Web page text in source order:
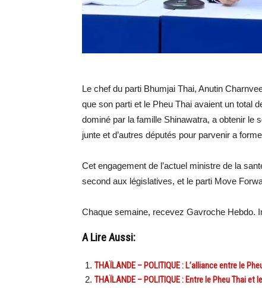
Le chef du parti Bhumjai Thai, Anutin
que son parti et le Pheu Thai avaient un total
dominé par la famille Shinawatra, a obtenir le
junte et d’autres députés pour parvenir a
Cet engagement de l’actuel ministre de la
second aux législatives, et le parti Move
Chaque semaine, recevez Gavroche Hebdo.
A Lire Aussi:
THAÏLANDE – POLITIQUE : L’alliance entre le
THAÏLANDE – POLITIQUE : Entre le Pheu Thai